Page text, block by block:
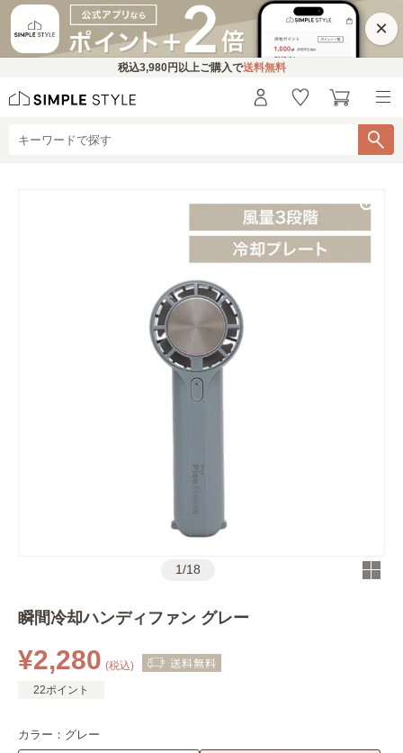
×
税込3,980円 以上ご購入で送料無料
1/18
瞬間冷却ハンディファン グレー
¥2,280 (税込)
22ポイント
カラー： グレー